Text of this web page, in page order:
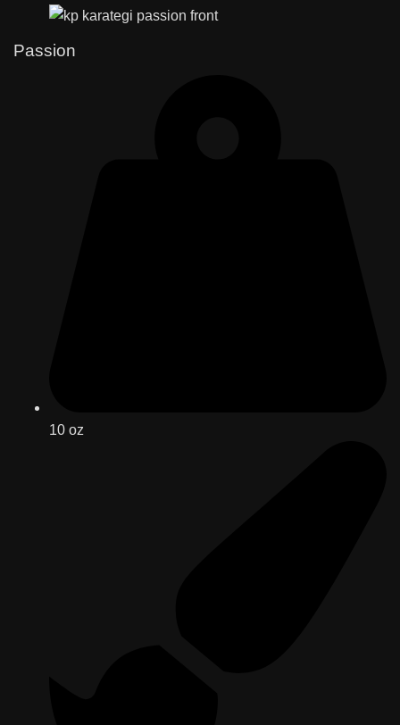
Passion
10 oz